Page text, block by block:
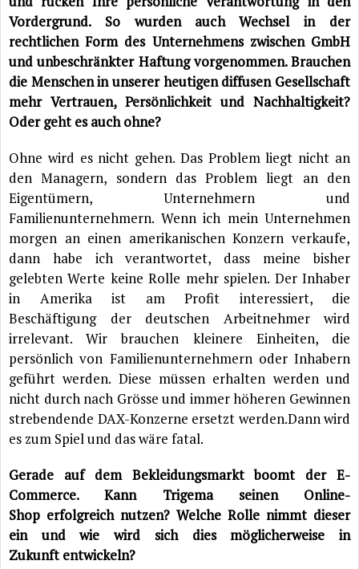
Vordergrund. So wurden auch Wechsel in der
rechtlichen Form des Unternehmens zwischen GmbH
und unbeschränkter Haftung vorgenommen. Brauchen
die Menschen in unserer heutigen diffusen Gesellschaft
mehr Vertrauen, Persönlichkeit und Nachhaltigkeit?
Oder geht es auch ohne?
Ohne wird es nicht gehen. Das Problem liegt nicht an
den Managern, sondern das Problem liegt an den
Eigentümern, Unternehmern und
Familienunternehmern. Wenn ich mein Unternehmen
morgen an einen amerikanischen Konzern verkaufe,
dann habe ich verantwortet, dass meine bisher
gelebten Werte keine Rolle mehr spielen. Der Inhaber
in Amerika ist am Profit interessiert, die
Beschäftigung der deutschen Arbeitnehmer wird
irrelevant. Wir brauchen kleinere Einheiten, die
persönlich von Familienunternehmern oder Inhabern
geführt werden. Diese müssen erhalten werden und
nicht durch nach Grösse und immer höheren Gewinnen
strebendende DAX-Konzerne ersetzt werden.Dann wird
es zum Spiel und das wäre fatal.
Gerade auf dem Bekleidungsmarkt boomt der E-
Commerce. Kann Trigema seinen Online-
Shop erfolgreich nutzen? Welche Rolle nimmt dieser
ein und wie wird sich dies möglicherweise in
Zukunft entwickeln?